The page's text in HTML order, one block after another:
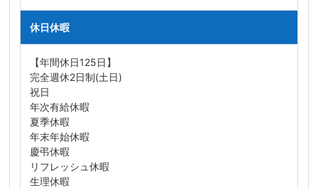
休日休暇
【年間休日125日】
完全週休2日制(土日)
祝日
年次有給休暇
夏季休暇
年末年始休暇
慶弔休暇
リフレッシュ休暇
生理休暇